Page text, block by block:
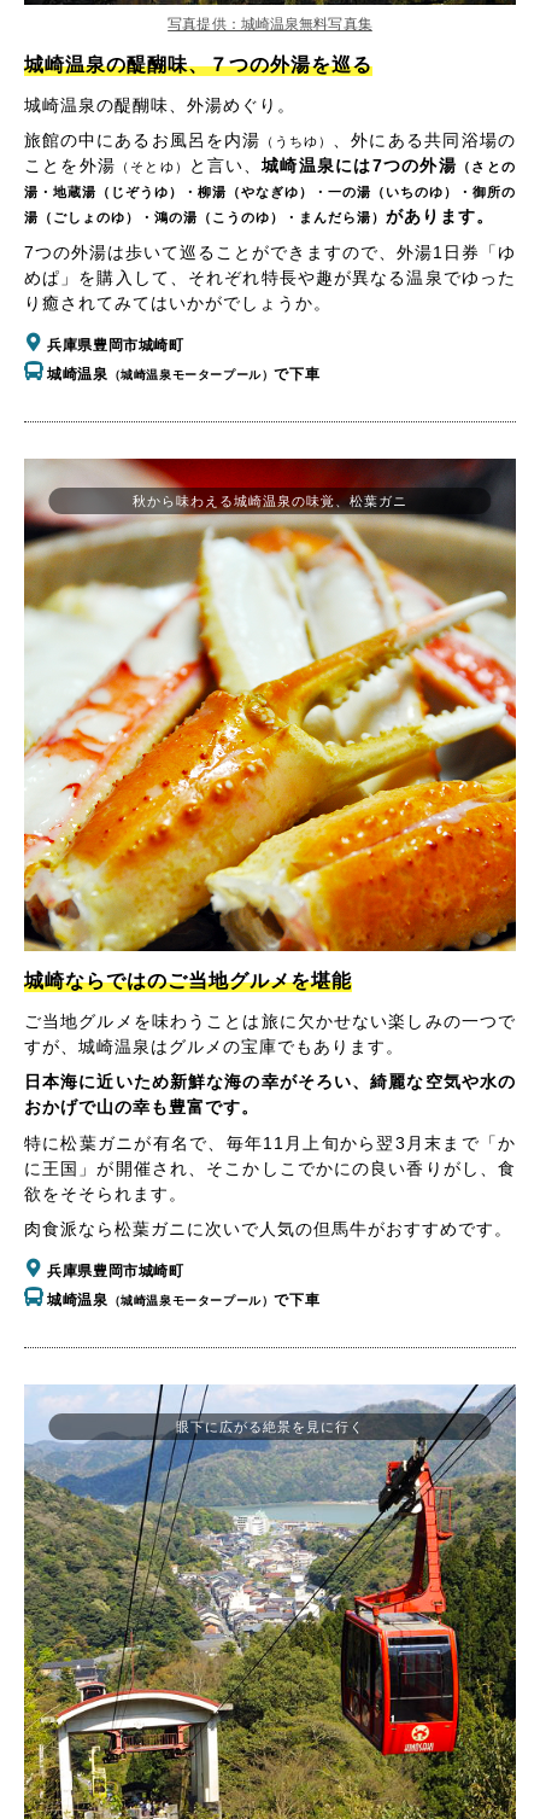
写真提供：城崎温泉無料写真集
城崎温泉の醍醐味、７つの外湯を巡る
城崎温泉の醍醐味、外湯めぐり。
旅館の中にあるお風呂を内湯 （うちゆ） 、外にある共同浴場の
ことを外湯 （そとゆ） と言い、 城崎温泉には7つの外湯 （さとの
湯・地蔵湯（じぞうゆ）・柳湯（やなぎゆ）・一の湯（いちのゆ）・御所の
湯（ごしょのゆ）・鴻の湯（こうのゆ）・まんだら湯） があります。
7つの外湯は歩いて巡ることができますので、外湯1日券「ゆ
めぱ」を購入して、それぞれ特長や趣が異なる温泉でゆった
り癒されてみてはいかがでしょうか。
兵庫県豊岡市城崎町
城崎温泉 （城崎温泉モータープール）で下車
城崎ならではのご当地グルメを堪能
ご当地グルメを味わうことは旅に欠かせない楽しみの一つで
すが、城崎温泉はグルメの宝庫でもあります。
日本海に近いため新鮮な海の幸がそろい、綺麗な空気や水の
おかげで山の幸も豊富です。
特に松葉ガニが有名で、毎年11月上旬から翌3月末まで「か
に王国」が開催され、そこかしこでかにの良い香りがし、食
欲をそそられます。
肉食派なら松葉ガニに次いで人気の但馬牛がおすすめです。
兵庫県豊岡市城崎町
城崎温泉 （城崎温泉モータープール）で下車
秋から味わえる城崎温泉の味覚、松葉ガニ
眼下に広がる絶景を見に行く